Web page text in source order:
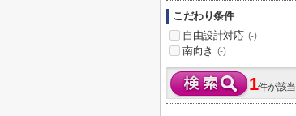
こだわり条件
自由設計対応 (-)
南向き (-)
1件が該当